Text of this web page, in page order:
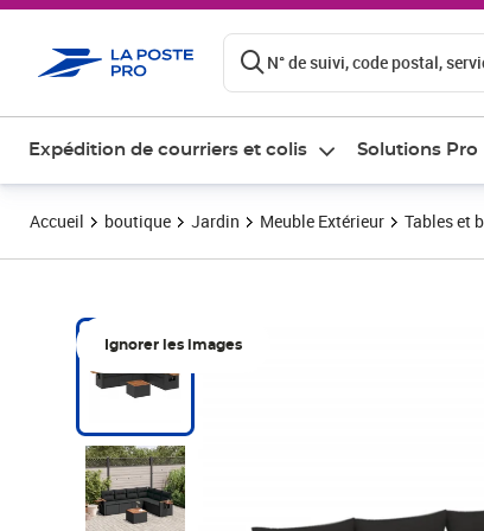
N° de suivi, code postal,
Expédition de courriers et colis Solutions Pro
Accueil boutique Jardin Meuble Extérieur Tables et
Ignorer les images